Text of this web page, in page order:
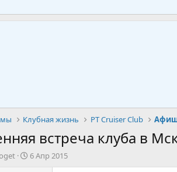
Клубная жизнь PT Cruiser Club
встреча клуба в
Д
6 Апр 2015